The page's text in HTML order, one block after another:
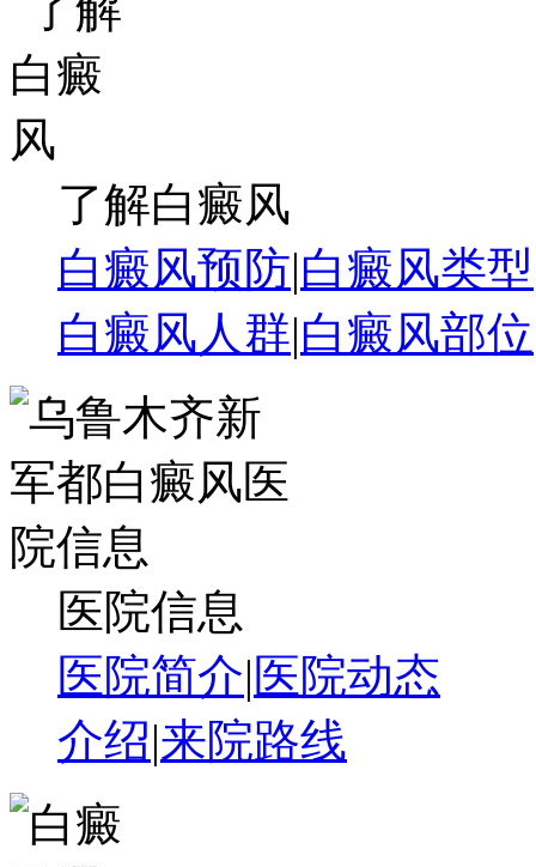
了解白癜风
白癜风预防|白癜风类型
白癜风人群|白癜风部位
医院信息
医院简介|医院动态
介绍|来院路线